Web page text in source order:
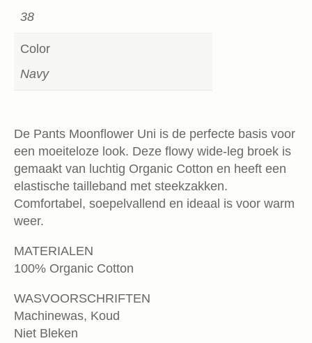
38
Color
Navy
De Pants Moonflower Uni is de perfecte basis voor
een moeiteloze look. Deze flowy wide-leg broek is
gemaakt van luchtig Organic Cotton en heeft een
elastische tailleband met steekzakken.
Comfortabel, soepelvallend en ideaal is voor warm
weer.
MATERIALEN
100% Organic Cotton
WASVOORSCHRIFTEN
Machinewas, Koud
Niet Bleken